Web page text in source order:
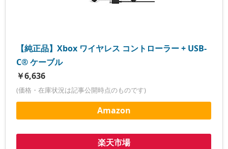
【純正品】Xbox ワイヤレス コントローラー + USB-
C® ケーブル
￥6,636
(価格・在庫状況は記事公開時点のものです)
Amazon
楽天市場